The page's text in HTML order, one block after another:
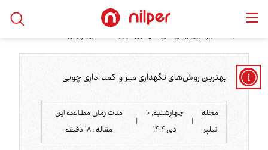
/
/بهترین روش‌های نگهداری میز و کمد اداری چوبی
بهترین روش‌های نگهداری میز و کمد اداری چوبی
مجله
نیلپر
|
چهارشنبه, 10
دی,1404
|
مدت زمان مطالعه این
مقاله :18دقیقه